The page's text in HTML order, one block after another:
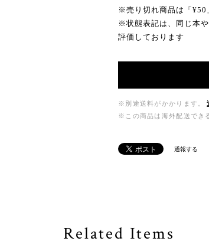
※売り切れ商品は「¥50
※状態表記は、同じ本
評価しております
※別途送料がかかります。
※この商品は海外配送でき
通報する
Related Items